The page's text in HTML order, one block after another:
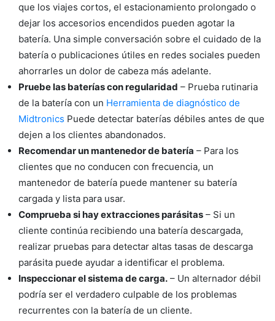
que los viajes cortos, el estacionamiento prolongado o
dejar los accesorios encendidos pueden agotar la
batería. Una simple conversación sobre el cuidado de la
batería o publicaciones útiles en redes sociales pueden
ahorrarles un dolor de cabeza más adelante.
Pruebe las baterías con regularidad – Prueba rutinaria
de la batería con un Herramienta de diagnóstico de
Midtronics Puede detectar baterías débiles antes de que
dejen a los clientes abandonados.
Recomendar un mantenedor de batería – Para los
clientes que no conducen con frecuencia, un
mantenedor de batería puede mantener su batería
cargada y lista para usar.
Comprueba si hay extracciones parásitas – Si un
cliente continúa recibiendo una batería descargada,
realizar pruebas para detectar altas tasas de descarga
parásita puede ayudar a identificar el problema.
Inspeccionar el sistema de carga. – Un alternador débil
podría ser el verdadero culpable de los problemas
recurrentes con la batería de un cliente.